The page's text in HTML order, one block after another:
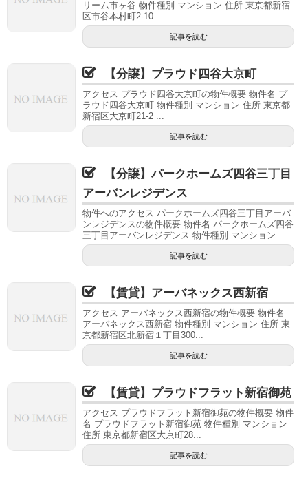
リーム市ヶ谷 物件種別 マンション 住所 東京都新宿
区市谷本村町2-10 ...
記事を読む
【分譲】プラウド四谷大京町
アクセス プラウド四谷大京町の物件概要 物件名 プ
ラウド四谷大京町 物件種別 マンション 住所 東京都
新宿区大京町21-2 ...
記事を読む
【分譲】パークホームズ四谷三丁目
アーバンレジデンス
物件へのアクセス パークホームズ四谷三丁目アーバ
ンレジデンスの物件概要 物件名 パークホームズ四谷
三丁目アーバンレジデンス 物件種別 マンション ...
記事を読む
【賃貸】アーバネックス西新宿
アクセス アーバネックス西新宿の物件概要 物件名
アーバネックス西新宿 物件種別 マンション 住所 東
京都新宿区北新宿１丁目300...
記事を読む
【賃貸】プラウドフラット新宿御苑
アクセス プラウドフラット新宿御苑の物件概要 物件
名 プラウドフラット新宿御苑 物件種別 マンション
住所 東京都新宿区大京町28...
記事を読む